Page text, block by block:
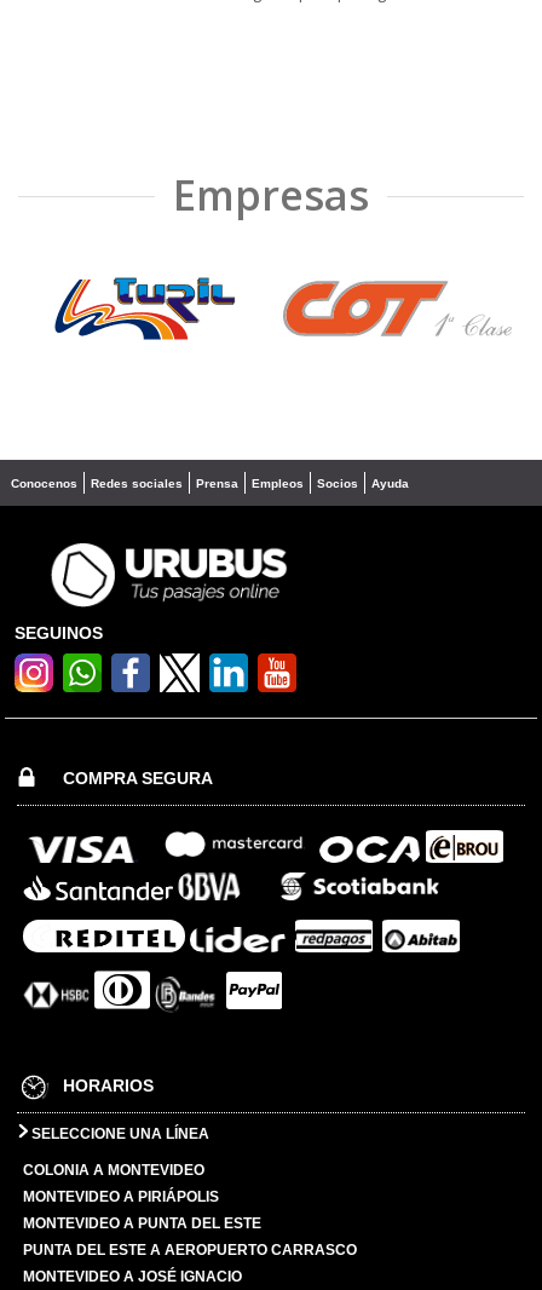
Empresas
❮ ❯
Conocenos Redes sociales Prensa Empleos Socios Ayuda
SEGUINOS
COMPRA SEGURA
HORARIOS
SELECCIONE UNA LÍNEA
COLONIA A MONTEVIDEO
MONTEVIDEO A PIRIÁPOLIS
MONTEVIDEO A PUNTA DEL ESTE
PUNTA DEL ESTE A AEROPUERTO CARRASCO
MONTEVIDEO A JOSÉ IGNACIO